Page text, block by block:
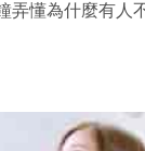
弄懂為什麼有人